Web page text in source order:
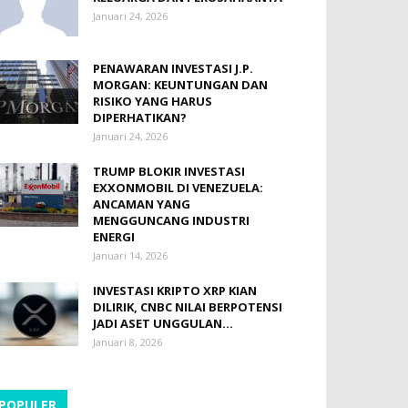
Januari 24, 2026
PENAWARAN INVESTASI J.P.
MORGAN: KEUNTUNGAN DAN
RISIKO YANG HARUS
DIPERHATIKAN?
Januari 24, 2026
TRUMP BLOKIR INVESTASI
EXXONMOBIL DI VENEZUELA:
ANCAMAN YANG
MENGGUNCANG INDUSTRI
ENERGI
Januari 14, 2026
INVESTASI KRIPTO XRP KIAN
DILIRIK, CNBC NILAI BERPOTENSI
JADI ASET UNGGULAN...
Januari 8, 2026